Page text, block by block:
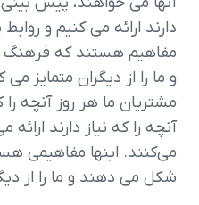
دارند ارائه می کنیم و
مفاهیم هستند که فرهنگ
و ما را از دیگران متمایز می
مشتریان ما هر روز آنچه
آنچه را که نیاز دارند ارائه
می‌کنند. اینها مفاهیمی
شکل می دهند و ما را از